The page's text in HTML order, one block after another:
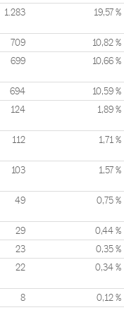
1.283 19,57 %
709 10,82 %
699 10,66 %
694 10,59 %
124 1,89 %
112 1,71 %
103 1,57 %
49 0,75 %
29 0,44 %
23 0,35 %
22 0,34 %
8 0,12 %